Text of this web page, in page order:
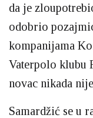
da je
odobrio
kompanijama
Vaterpolo klubu
novac nikada
Samardžić se u